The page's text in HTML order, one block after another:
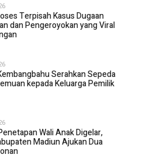
Terpisah Kasus Dugaan
dan Pengeroyokan yang Viral
Serahkan Sepeda
kepada Keluarga Pemilik
Wali Anak Digelar,
Madiun Ajukan Dua